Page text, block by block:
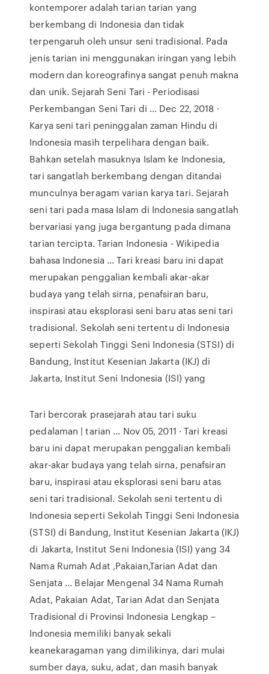
kontemporer adalah tarian tarian yang
berkembang di Indonesia dan tidak
terpengaruh oleh unsur seni tradisional. Pada
jenis tarian ini menggunakan iringan yang lebih
modern dan koreografinya sangat penuh makna
dan unik. Sejarah Seni Tari - Periodisasi
Perkembangan Seni Tari di ... Dec 22, 2018 ·
Karya seni tari peninggalan zaman Hindu di
Indonesia masih terpelihara dengan baik.
Bahkan setelah masuknya Islam ke Indonesia,
tari sangatlah berkembang dengan ditandai
munculnya beragam varian karya tari. Sejarah
seni tari pada masa Islam di Indonesia sangatlah
bervariasi yang juga bergantung pada dimana
tarian tercipta. Tarian Indonesia - Wikipedia
bahasa Indonesia ... Tari kreasi baru ini dapat
merupakan penggalian kembali akar-akar
budaya yang telah sirna, penafsiran baru,
inspirasi atau eksplorasi seni baru atas seni tari
tradisional. Sekolah seni tertentu di Indonesia
seperti Sekolah Tinggi Seni Indonesia (STSI) di
Bandung, Institut Kesenian Jakarta (IKJ) di
Jakarta, Institut Seni Indonesia (ISI) yang
Tari bercorak prasejarah atau tari suku
pedalaman | tarian ... Nov 05, 2011 · Tari kreasi
baru ini dapat merupakan penggalian kembali
akar-akar budaya yang telah sirna, penafsiran
baru, inspirasi atau eksplorasi seni baru atas
seni tari tradisional. Sekolah seni tertentu di
Indonesia seperti Sekolah Tinggi Seni Indonesia
(STSI) di Bandung, Institut Kesenian Jakarta (IKJ)
di Jakarta, Institut Seni Indonesia (ISI) yang 34
Nama Rumah Adat ,Pakaian,Tarian Adat dan
Senjata ... Belajar Mengenal 34 Nama Rumah
Adat, Pakaian Adat, Tarian Adat dan Senjata
Tradisional di Provinsi Indonesia Lengkap –
Indonesia memiliki banyak sekali
keanekaragaman yang dimilikinya, dari mulai
sumber daya, suku, adat, dan masih banyak